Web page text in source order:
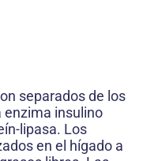
separados de los
enzima insulino
lipasa. Los
en el hígado a